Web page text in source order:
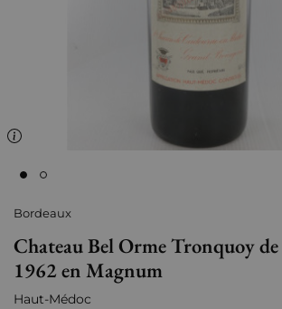
Bordeaux
Chateau Bel Orme Tronquoy
1962 en Magnum
Haut-Médoc